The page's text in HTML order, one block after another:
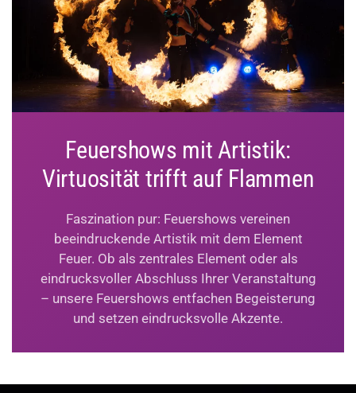
Feuershows mit Artistik:
Virtuosität trifft auf Flammen
Faszination pur: Feuershows vereinen
beeindruckende Artistik mit dem Element
Feuer. Ob als zentrales Element oder als
eindrucksvoller Abschluss Ihrer Veranstaltung
– unsere Feuershows entfachen Begeisterung
und setzen eindrucksvolle Akzente.